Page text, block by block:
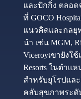
และปักกิ่ง ตลอ
ที่ GOCO
แนวคิดและกลยุ
นำ เช่น MGM,
Viceroyเขายังใช้
Resorts ในตำแ
สำหรับยุโรปแล
คลับสุขภาพระดั